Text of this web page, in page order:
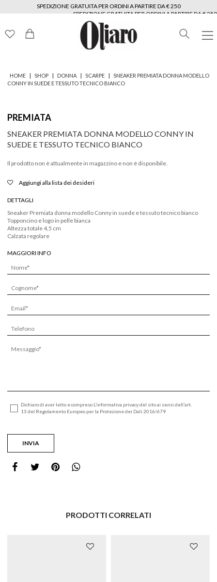
SPEDIZIONE GRATUITA PER ORDINI A PARTIRE DA € 250
SPEDIZIONE GRATUITA PER ORDINI A PARTIRE DA € 250
SPEDIZIONE GRATUITA PER ORDINI A PARTIRE DA € 250
SPEDIZIONE GRATUITA PER ORDINI A PARTIRE DA € 250
SPEDIZIONE GRATUITA PER ORDINI A PARTIRE DA € 250
SPEDIZIONE GRATUITA PER ORDINI A PARTIRE DA € 250
HOME | SHOP | DONNA | SCARPE |
SNEAKER PREMIATA DONNA MODELLO
CONNY IN SUEDE E TESSUTO TECNICO BIANCO
PREMIATA
SNEAKER PREMIATA DONNA MODELLO CONNY IN
SUEDE E TESSUTO TECNICO BIANCO
Il prodotto non è attualmente in magazzino e non è disponibile.
Aggiungi alla lista dei desideri
DETTAGLI
Sneaker Premiata donna modello Conny in suede e tessuto tecnico bianco
Topponcino e logo in pelle bianca
Altezza totale 4,5 cm
Calzata regolare
MAGGIORI INFO
Dichiaro di aver letto e compreso L’informativa privacy del sito ai sensi dell’art.
13 del Regolamento Europeo per la Protezione dei Dati 2016/679
PRODOTTI CORRELATI